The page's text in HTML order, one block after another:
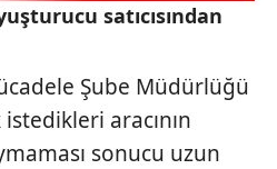
satıcısından
Şube Müdürlüğü
aracının
sonucu uzun